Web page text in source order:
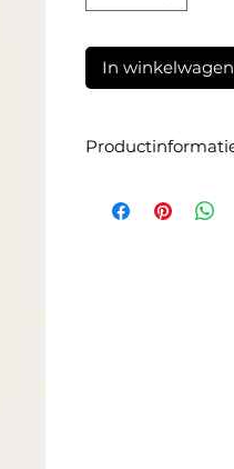
In winkelwagen
Materiaal:55%